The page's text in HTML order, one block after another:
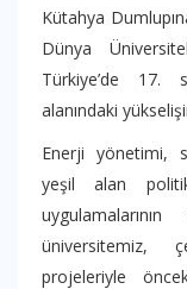
Kütahya
Dünya
Türkiye’de 17.
alanındaki
Enerji yönetimi,
yeşil alan
üniversitemiz,
projeleriyle